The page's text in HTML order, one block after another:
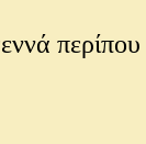
περίπου